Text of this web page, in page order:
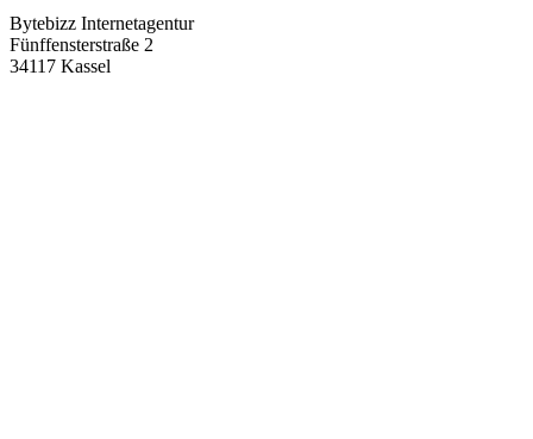
Bytebizz Internetagentur
Fünffensterstraße 2
34117 Kassel